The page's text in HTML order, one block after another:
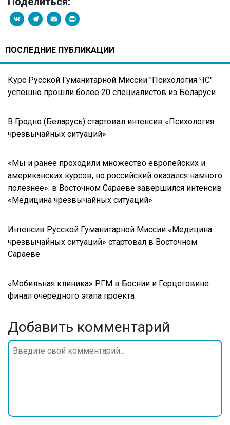
VK Telegram
Email
ПОСЛЕДНИЕ ПУБЛИКАЦИИ
Курс Русской Гуманитарной Миссии "Психология ЧС"
успешно прошли более 20 специалистов из Беларуси
В Гродно (Беларусь) стартовал интенсив «Психология
чрезвычайных ситуаций»
«Мы и ранее проходили множество европейских и
американских курсов, но российский оказался намного
полезнее»: в Восточном Сараеве завершился интенсив
«Медицина чрезвычайных ситуаций»
Интенсив Русской Гуманитарной Миссии «Медицина
чрезвычайных ситуаций» стартовал в Восточном
Сараеве
«Мобильная клиника» РГМ в Боснии и Герцеговине:
финал очередного этапа проекта
Добавить комментарий